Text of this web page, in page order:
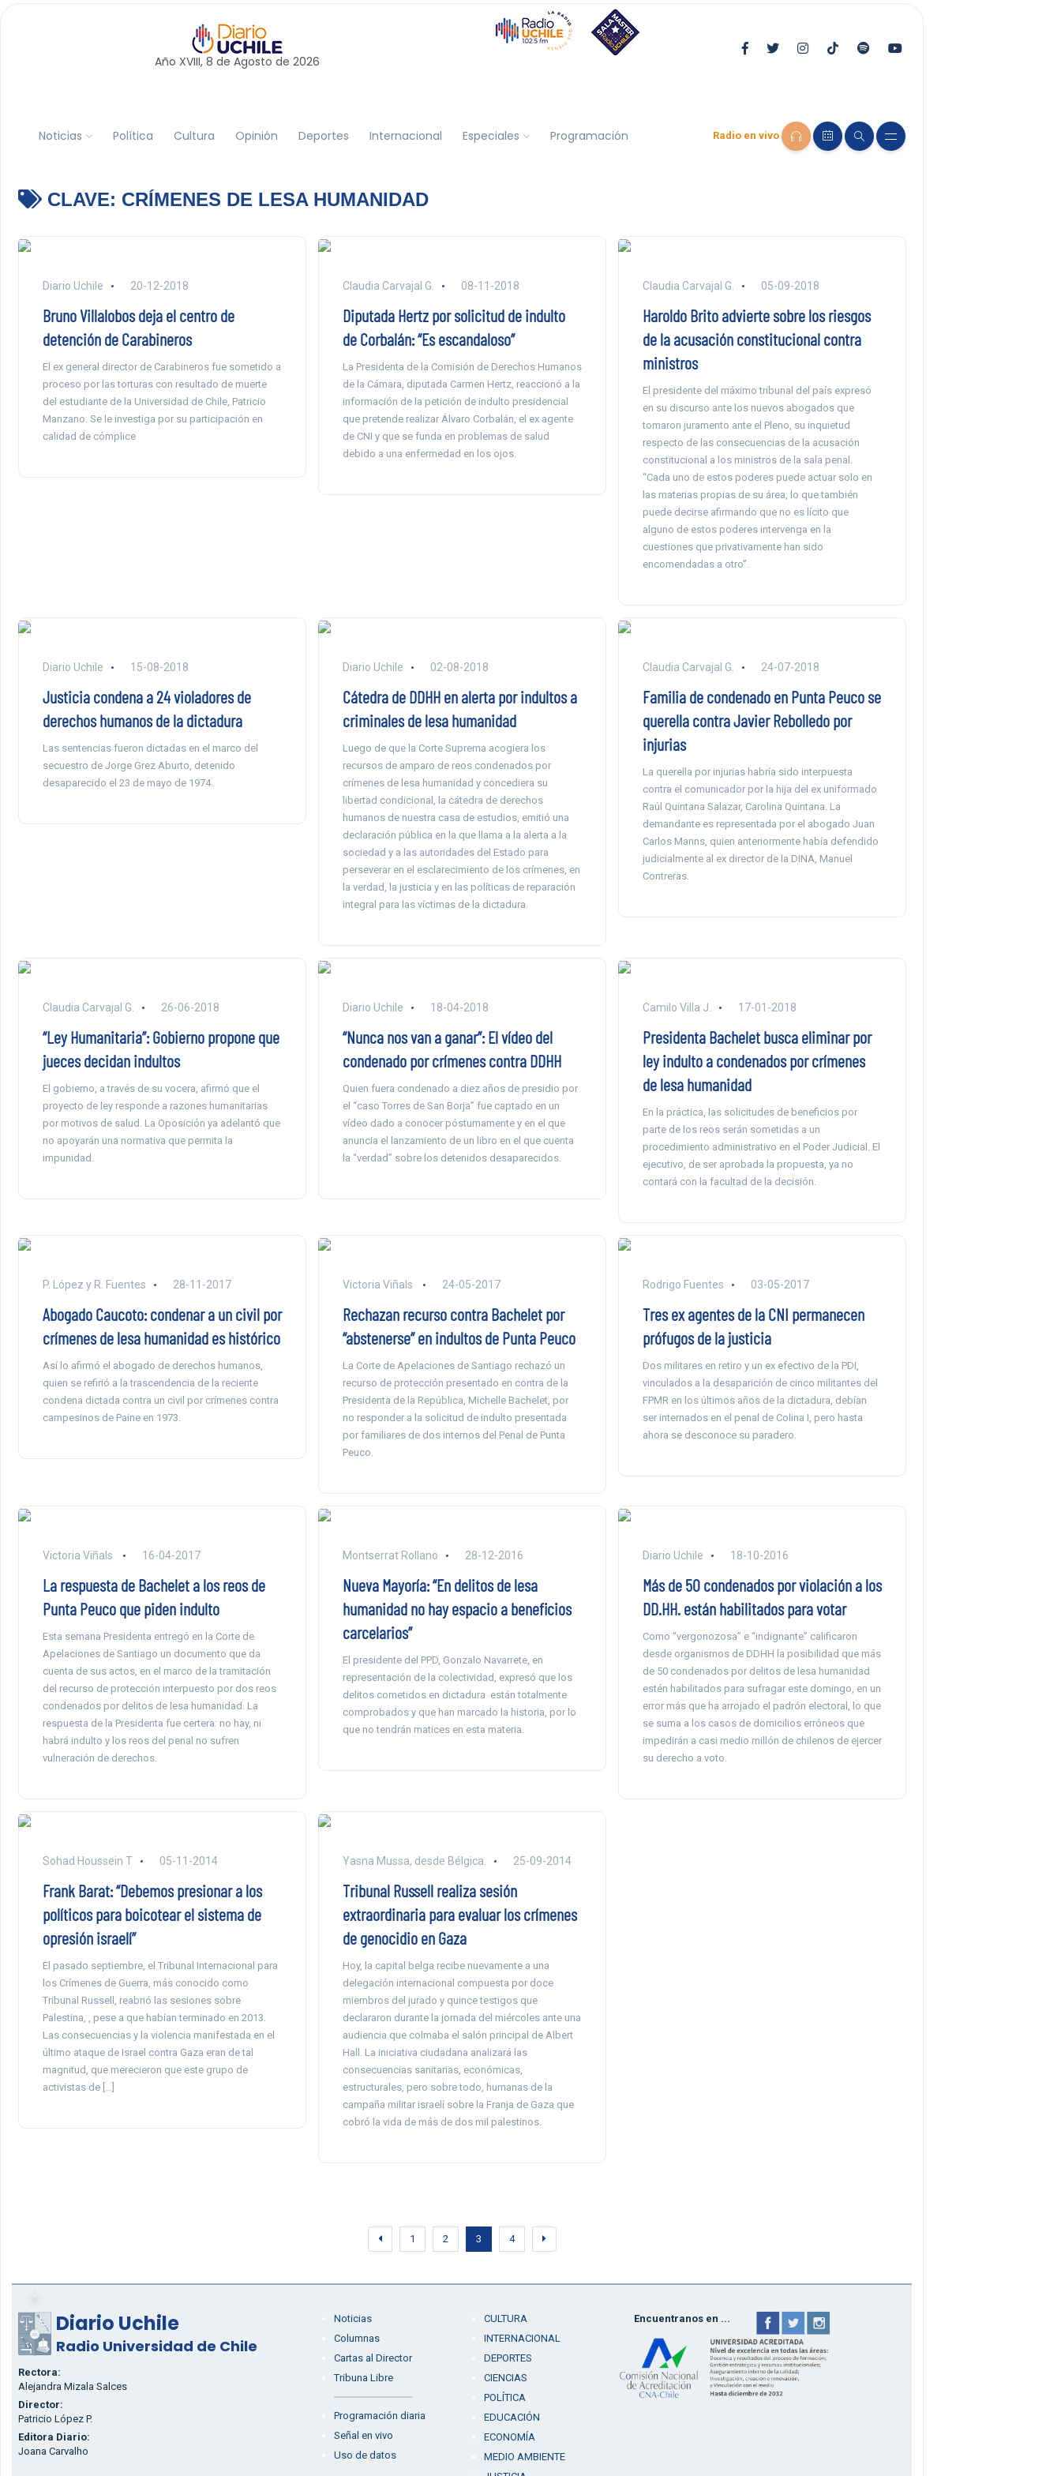
Año XVIII, 8 de Agosto de 2026
Noticias Política Cultura Opinión Deportes Internacional Especiales Programación Radio en vivo
CLAVE: CRÍMENES DE LESA HUMANIDAD
Diario Uchile 20-12-2018
Bruno Villalobos deja el centro de
detención de Carabineros
El ex general director de Carabineros fue sometido a
proceso por las torturas con resultado de muerte
del estudiante de la Universidad de Chile, Patricio
Manzano. Se le investiga por su participación en
calidad de cómplice
Claudia Carvajal G. 08-11-2018
Diputada Hertz por solicitud de indulto
de Corbalán: “Es escandaloso”
La Presidenta de la Comisión de Derechos Humanos
de la Cámara, diputada Carmen Hertz, reaccionó a la
información de la petición de indulto presidencial
que pretende realizar Álvaro Corbalán, el ex agente
de CNI y que se funda en problemas de salud
debido a una enfermedad en los ojos.
Claudia Carvajal G. 05-09-2018
Haroldo Brito advierte sobre los riesgos
de la acusación constitucional contra
ministros
El presidente del máximo tribunal del país expresó
en su discurso ante los nuevos abogados que
tomaron juramento ante el Pleno, su inquietud
respecto de las consecuencias de la acusación
constitucional a los ministros de la sala penal.
“Cada uno de estos poderes puede actuar solo en
las materias propias de su área, lo que también
puede decirse afirmando que no es lícito que
alguno de estos poderes intervenga en la
cuestiones que privativamente han sido
encomendadas a otro”.
Diario Uchile 15-08-2018
Justicia condena a 24 violadores de
derechos humanos de la dictadura
Las sentencias fueron dictadas en el marco del
secuestro de Jorge Grez Aburto, detenido
desaparecido el 23 de mayo de 1974.
Diario Uchile 02-08-2018
Cátedra de DDHH en alerta por indultos a
criminales de lesa humanidad
Luego de que la Corte Suprema acogiera los
recursos de amparo de reos condenados por
crímenes de lesa humanidad y concediera su
libertad condicional, la cátedra de derechos
humanos de nuestra casa de estudios, emitió una
declaración pública en la que llama a la alerta a la
sociedad y a las autoridades del Estado para
perseverar en el esclarecimiento de los crímenes, en
la verdad, la justicia y en las políticas de reparación
integral para las víctimas de la dictadura.
Claudia Carvajal G. 24-07-2018
Familia de condenado en Punta Peuco se
querella contra Javier Rebolledo por
injurias
La querella por injurias habría sido interpuesta
contra el comunicador por la hija del ex uniformado
Raúl Quintana Salazar, Carolina Quintana. La
demandante es representada por el abogado Juan
Carlos Manns, quien anteriormente había defendido
judicialmente al ex director de la DINA, Manuel
Contreras.
Claudia Carvajal G. 26-06-2018
“Ley Humanitaria”: Gobierno propone que
jueces decidan indultos
El gobierno, a través de su vocera, afirmó que el
proyecto de ley responde a razones humanitarias
por motivos de salud. La Oposición ya adelantó que
no apoyarán una normativa que permita la
impunidad.
Diario Uchile 18-04-2018
“Nunca nos van a ganar”: El vídeo del
condenado por crímenes contra DDHH
Quien fuera condenado a diez años de presidio por
el “caso Torres de San Borja” fue captado en un
vídeo dado a conocer póstumamente y en el que
anuncia el lanzamiento de un libro en el que cuenta
la “verdad” sobre los detenidos desaparecidos.
Camilo Villa J. 17-01-2018
Presidenta Bachelet busca eliminar por
ley indulto a condenados por crímenes
de lesa humanidad
En la práctica, las solicitudes de beneficios por
parte de los reos serán sometidas a un
procedimiento administrativo en el Poder Judicial. El
ejecutivo, de ser aprobada la propuesta, ya no
contará con la facultad de la decisión.
P. López y R. Fuentes 28-11-2017
Abogado Caucoto: condenar a un civil por
crímenes de lesa humanidad es histórico
Así lo afirmó el abogado de derechos humanos,
quien se refirió a la trascendencia de la reciente
condena dictada contra un civil por crímenes contra
campesinos de Paine en 1973.
Victoria Viñals 24-05-2017
Rechazan recurso contra Bachelet por
“abstenerse” en indultos de Punta Peuco
La Corte de Apelaciones de Santiago rechazó un
recurso de protección presentado en contra de la
Presidenta de la República, Michelle Bachelet, por
no responder a la solicitud de indulto presentada
por familiares de dos internos del Penal de Punta
Peuco.
Rodrigo Fuentes 03-05-2017
Tres ex agentes de la CNI permanecen
prófugos de la justicia
Dos militares en retiro y un ex efectivo de la PDI,
vinculados a la desaparición de cinco militantes del
FPMR en los últimos años de la dictadura, debían
ser internados en el penal de Colina I, pero hasta
ahora se desconoce su paradero.
Victoria Viñals 16-04-2017
La respuesta de Bachelet a los reos de
Punta Peuco que piden indulto
Esta semana Presidenta entregó en la Corte de
Apelaciones de Santiago un documento que da
cuenta de sus actos, en el marco de la tramitación
del recurso de protección interpuesto por dos reos
condenados por delitos de lesa humanidad. La
respuesta de la Presidenta fue certera: no hay, ni
habrá indulto y los reos del penal no sufren
vulneración de derechos.
Montserrat Rollano 28-12-2016
Nueva Mayoría: “En delitos de lesa
humanidad no hay espacio a beneficios
carcelarios”
El presidente del PPD, Gonzalo Navarrete, en
representación de la colectividad, expresó que los
delitos cometidos en dictadura están totalmente
comprobados y que han marcado la historia, por lo
que no tendrán matices en esta materia.
Diario Uchile 18-10-2016
Más de 50 condenados por violación a los
DD.HH. están habilitados para votar
Como “vergonozosa” e “indignante” calificaron
desde organismos de DDHH la posibilidad que más
de 50 condenados por delitos de lesa humanidad
estén habilitados para sufragar este domingo, en un
error más que ha arrojado el padrón electoral, lo que
se suma a los casos de domicilios erróneos que
impedirán a casi medio millón de chilenos de ejercer
su derecho a voto.
Sohad Houssein T 05-11-2014
Frank Barat: “Debemos presionar a los
políticos para boicotear el sistema de
opresión israelí”
El pasado septiembre, el Tribunal Internacional para
los Crímenes de Guerra, más conocido como
Tribunal Russell, reabrió las sesiones sobre
Palestina, , pese a que habían terminado en 2013.
Las consecuencias y la violencia manifestada en el
último ataque de Israel contra Gaza eran de tal
magnitud, que merecieron que este grupo de
activistas de […]
Yasna Mussa, desde Bélgica. 25-09-2014
Tribunal Russell realiza sesión
extraordinaria para evaluar los crímenes
de genocidio en Gaza
Hoy, la capital belga recibe nuevamente a una
delegación internacional compuesta por doce
miembros del jurado y quince testigos que
declararon durante la jornada del miércoles ante una
audiencia que colmaba el salón principal de Albert
Hall. La iniciativa ciudadana analizará las
consecuencias sanitarias, económicas,
estructurales, pero sobre todo, humanas de la
campaña militar israelí sobre la Franja de Gaza que
cobró la vida de más de dos mil palestinos.
1 2 3 4
Diario Uchile
Radio Universidad de Chile
Rectora:
Alejandra Mizala Salces
Director:
Patricio López P.
Editora Diario:
Joana Carvalho
Noticias
Columnas
Cartas al Director
Tribuna Libre
Programación diaria
Señal en vivo
Uso de datos
CULTURA
INTERNACIONAL
DEPORTES
CIENCIAS
POLÍTICA
EDUCACIÓN
ECONOMÍA
MEDIO AMBIENTE
Encuentranos en ...